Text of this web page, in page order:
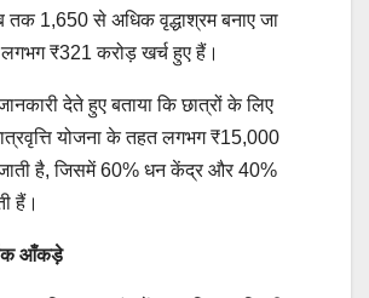
1,650 से अधिक वृद्धाश्रम बनाए जा
₹321 करोड़ खर्च हुए हैं।
देते हुए बताया कि छात्रों के लिए
योजना के तहत लगभग ₹15,000
जाती है, जिसमें 60% धन केंद्र और 40%
हैं।
आँकड़े